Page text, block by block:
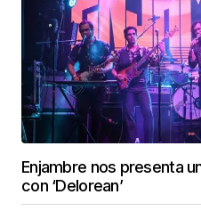
Enjambre nos presenta
con ‘Delorean’